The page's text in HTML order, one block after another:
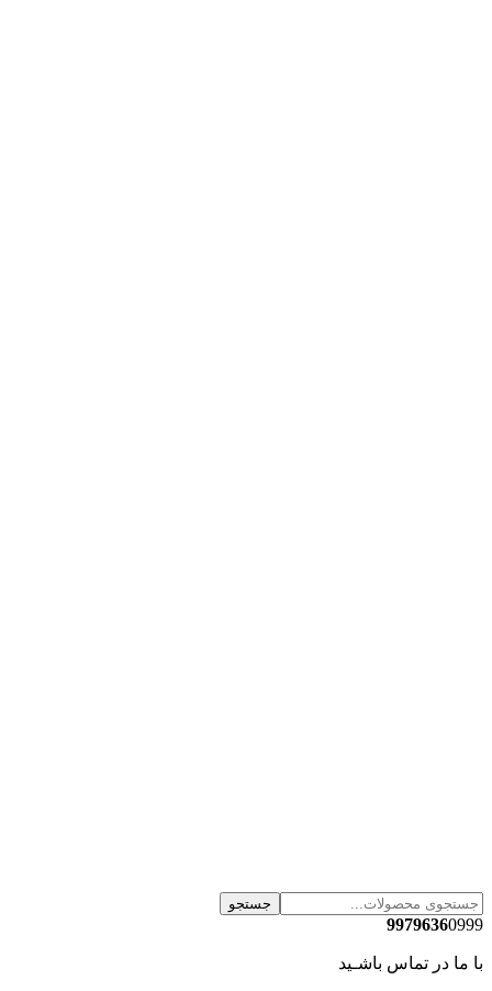
جستجو
99796360999
با ما در تماس باشـید